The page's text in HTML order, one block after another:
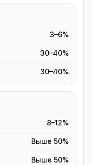
3–6%
30–40%
30–40%
8–12%
Выше 50%
Выше 50%